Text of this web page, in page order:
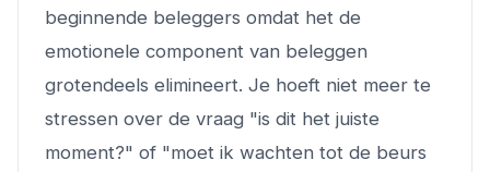
beginnende beleggers omdat het de
emotionele component van beleggen
grotendeels elimineert. Je hoeft niet meer te
stressen over de vraag "is dit het juiste
moment?" of "moet ik wachten tot de beurs